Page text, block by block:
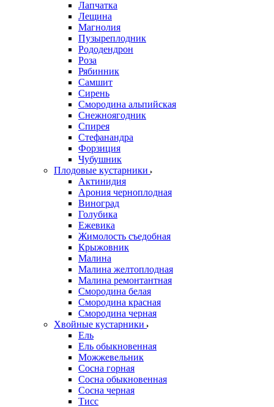
Лапчатка
Лещина
Магнолия
Пузыреплодник
Рододендрон
Роза
Рябинник
Самшит
Сирень
Смородина альпийская
Снежноягодник
Спирея
Стефанандра
Форзиция
Чубушник
Плодовые кустарники
Актинидия
Арония черноплодная
Виноград
Голубика
Ежевика
Жимолость съедобная
Крыжовник
Малина
Малина желтоплодная
Малина ремонтантная
Смородина белая
Смородина красная
Смородина черная
Хвойные кустарники
Ель
Ель обыкновенная
Можжевельник
Сосна горная
Сосна обыкновенная
Сосна черная
Тисс